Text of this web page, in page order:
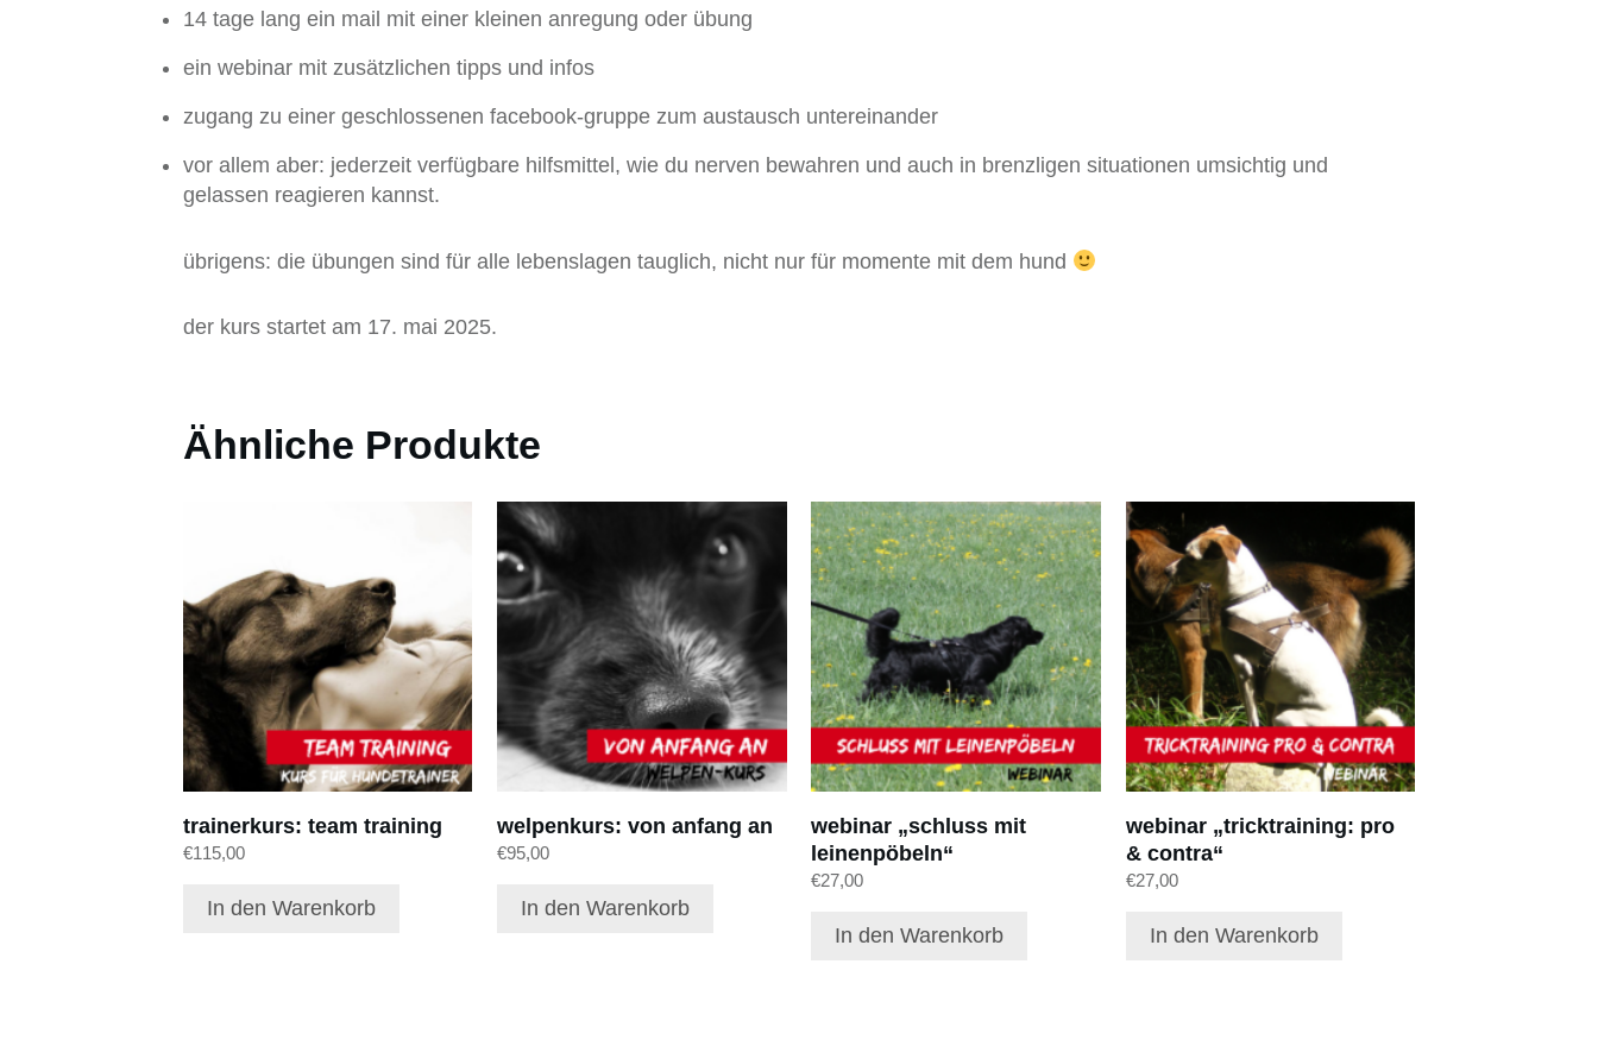
14 tage lang ein mail mit einer kleinen anregung oder übung
ein webinar mit zusätzlichen tipps und infos
zugang zu einer geschlossenen facebook-gruppe zum austausch untereinander
vor allem aber: jederzeit verfügbare hilfsmittel, wie du nerven bewahren und auch in brenzligen situationen umsichtig und
gelassen reagieren kannst.
übrigens: die übungen sind für alle lebenslagen tauglich, nicht nur für momente mit dem hund
der kurs startet am 17. mai 2025.
Ähnliche Produkte
trainerkurs: team training
€115,00
In den Warenkorb
welpenkurs: von anfang an
€95,00
In den Warenkorb
webinar „schluss mit
leinenpöbeln“
€27,00
In den Warenkorb
webinar „tricktraining: pro
& contra“
€27,00
In den Warenkorb